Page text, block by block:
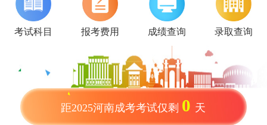
考试科目 报考费用 成绩查询 录取查询
距2025河南成考考试仅剩 0 天